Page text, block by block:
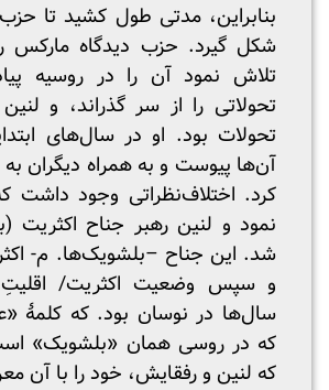
بنابراین، مدتی طول کشید تا
شکل گیرد. حزب دیدگاه مارکس
تلاش نمود آن را در روسیه
تحولاتی را از سر گذراند، و
تحولات بود. او در سال‌های
آن‌ها پیوست و به همراه دیگران
کرد. اختلاف‌نظراتی وجود داشت
نمود و لنین رهبر جناح اکثریت
شد. این جناح –بلشویک‌ها. م-
و سپس وضعیت اکثریت/
سال‌ها در نوسان بود. که کلمۀ
که در روسی همان «بلشویک»
که لنین و رفقایش، خود را با آن